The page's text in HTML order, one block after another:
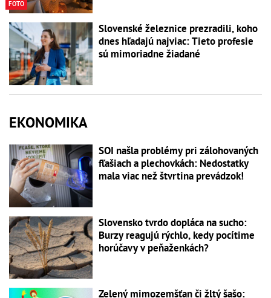
FOTO
Slovenské železnice prezradili, koho
dnes hľadajú najviac: Tieto profesie
sú mimoriadne žiadané
EKONOMIKA
SOI našla problémy pri zálohovaných
fľašiach a plechovkách: Nedostatky
mala viac než štvrtina prevádzok!
Slovensko tvrdo dopláca na sucho:
Burzy reagujú rýchlo, kedy pocítime
horúčavy v peňaženkách?
Zelený mimozemšťan či žltý šašo: